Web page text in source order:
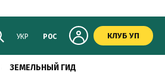
УКР РОС КЛУБ УП
ЗЕМЕЛЬНЫЙ ГИД